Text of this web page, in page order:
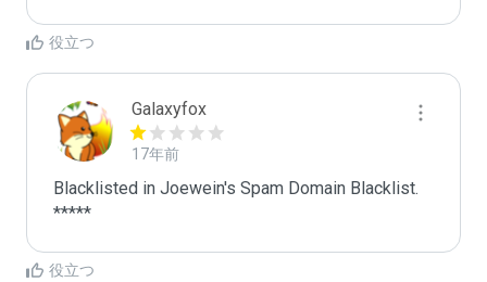
役立つ
Galaxyfox
17年前
Blacklisted in Joewein's Spam Domain Blacklist.
*****
役立つ